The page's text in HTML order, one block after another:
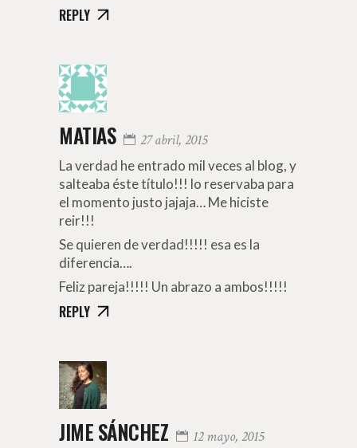
REPLY
MATIAS 27 abril, 2015
La verdad he entrado mil veces al blog, y
salteaba éste título!!! lo reservaba para
el momento justo jajaja… Me hiciste
reir!!!
Se quieren de verdad!!!!! esa es la
diferencia….
Feliz pareja!!!!! Un abrazo a ambos!!!!!
REPLY
JIME SÁNCHEZ 12 mayo, 2015